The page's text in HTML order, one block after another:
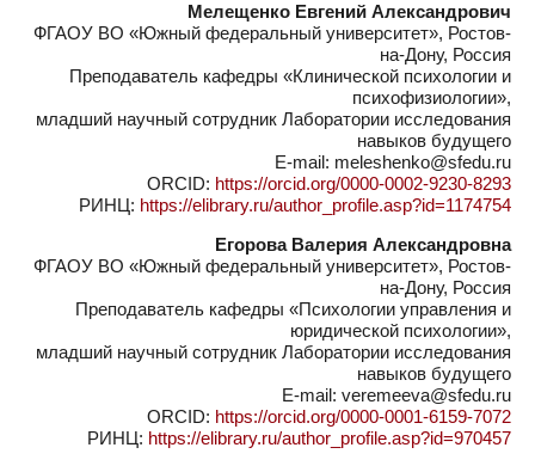
Мелещенко Евгений Александрович
ФГАОУ ВО «Южный федеральный университет», Ростов-
на-Дону, Россия
Преподаватель кафедры «Клинической психологии и
психофизиологии»,
младший научный сотрудник Лаборатории исследования
навыков будущего
E-mail: meleshenko@sfedu.ru
ORCID: https://orcid.org/0000-0002-9230-8293
РИНЦ: https://elibrary.ru/author_profile.asp?id=1174754
Егорова Валерия Александровна
ФГАОУ ВО «Южный федеральный университет», Ростов-
на-Дону, Россия
Преподаватель кафедры «Психологии управления и
юридической психологии»,
младший научный сотрудник Лаборатории исследования
навыков будущего
E-mail: veremeeva@sfedu.ru
ORCID: https://orcid.org/0000-0001-6159-7072
РИНЦ: https://elibrary.ru/author_profile.asp?id=970457